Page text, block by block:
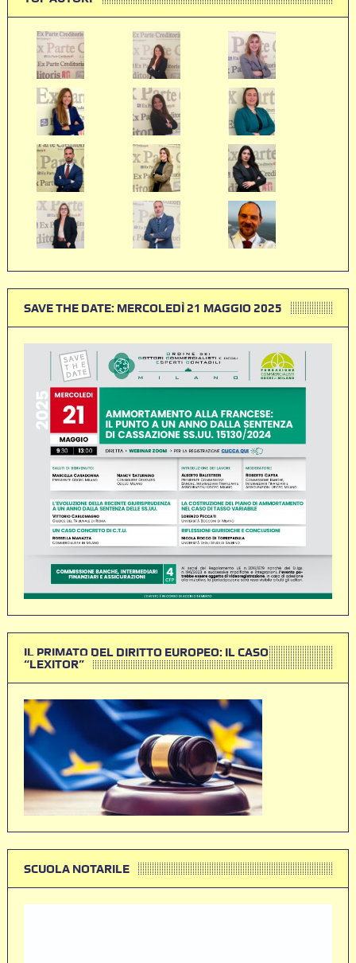
SAVE THE DATE: MERCOLEDÌ 21 MAGGIO 2025
IL PRIMATO DEL DIRITTO EUROPEO: IL CASO
“LEXITOR”
SCUOLA NOTARILE